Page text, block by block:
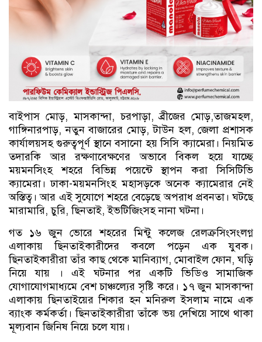
বাইপাস মোড়, মাসকান্দা, চরপাড়া, ব্রীজের মোড়,তাজমহল,
গাঙ্গিনারপাড়, নতুন বাজারের মোড়, টাউন হল, জেলা প্রশাসক
কার্যালয়সহ গুরুত্বপূর্ণ স্থানে বসানো হয় সিসি ক্যামেরা। নিয়মিত
তদারকি আর রক্ষণাবেক্ষণের অভাবে বিকল হয়ে যাচ্ছে
ময়মনসিংহ শহরে বিভিন্ন পয়েন্টে স্থাপন করা সিসিটিভি
ক্যামেরা। ঢাকা-ময়মনসিংহ মহাসড়কে অনেক ক্যামেরার নেই
অস্তিত্ব। আর এই সুযোগে শহরে বেড়েছে অপরাধ প্রবনতা। ঘটছে
মারামারি, চুরি, ছিনতাই, ইভটিজিংসহ নানা ঘটনা।
গত ১৬ জুন ভোরে শহরের মিন্টু কলেজ রেলক্রসিংসংলগ্ন
এলাকায় ছিনতাইকারীদের কবলে পড়েন এক যুবক।
ছিনতাইকারীরা তাঁর কাছ থেকে মানিব্যাগ, মোবাইল ফোন, ঘড়ি
নিয়ে যায় । এই ঘটনার পর একটি ভিডিও সামাজিক
যোগাযোগমাধ্যমে বেশ চাঞ্চল্যের সৃষ্টি করে। ১৭ জুন মাসকান্দা
এলাকায় ছিনতাইয়ের শিকার হন মনিরুল ইসলাম নামে এক
ব্যাংক কর্মকর্তা। ছিনতাইকারীরা তাঁকে ভয় দেখিয়ে সাথে থাকা
মূল্যবান জিনিষ নিয়ে চলে যায়।